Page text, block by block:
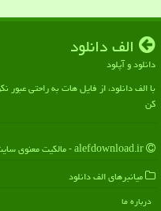
الف دانلود
دانلود و آپلود
با الف دانلود، از فایل هات به راحتی
کن
میانبرهای الف دانلود
درباره ما